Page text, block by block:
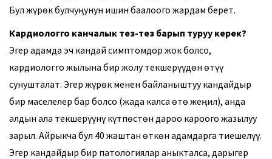
Бул жүрөк булчуңунун ишин баалоого жардам берет.
Кардиологго канчалык тез-тез барып туруу керек?
Эгер адамда эч кандай симптомдор жок болсо,
кардиологго жылына бир жолу текшерүүдөн өтүү
сунушталат. Эгер жүрөк менен байланыштуу кандайдыр
бир маселелер бар болсо (жада калса өтө жеңил), анда
алдын ала текшерүүнү күтпөстөн дароо кароого жазылуу
зарыл. Айрыкча бул 40 жаштан өткөн адамдарга тиешелүү.
Эгер кандайдыр бир патологиялар аныкталса, дарыгер